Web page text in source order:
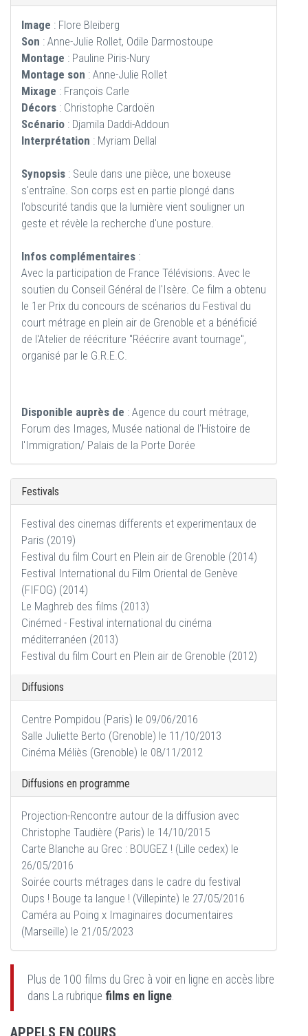
Image : Flore Bleiberg
Son : Anne-Julie Rollet, Odile Darmostoupe
Montage : Pauline Piris-Nury
Montage son : Anne-Julie Rollet
Mixage : François Carle
Décors : Christophe Cardoën
Scénario : Djamila Daddi-Addoun
Interprétation : Myriam Dellal
Synopsis : Seule dans une pièce, une boxeuse
s'entraîne. Son corps est en partie plongé dans
l'obscurité tandis que la lumière vient souligner un
geste et révèle la recherche d'une posture.
Infos complémentaires :
Avec la participation de France Télévisions. Avec le
soutien du Conseil Général de l'Isère. Ce film a obtenu
le 1er Prix du concours de scénarios du Festival du
court métrage en plein air de Grenoble et a bénéficié
de l'Atelier de réécriture "Réécrire avant tournage",
organisé par le G.R.E.C.
Disponible auprès de : Agence du court métrage,
Forum des Images, Musée national de l'Histoire de
l'Immigration/ Palais de la Porte Dorée
Festivals
Festival des cinemas differents et experimentaux de
Paris (2019)
Festival du film Court en Plein air de Grenoble (2014)
Festival International du Film Oriental de Genève
(FIFOG) (2014)
Le Maghreb des films (2013)
Cinémed - Festival international du cinéma
méditerranéen (2013)
Festival du film Court en Plein air de Grenoble (2012)
Diffusions
Centre Pompidou (Paris) le 09/06/2016
Salle Juliette Berto (Grenoble) le 11/10/2013
Cinéma Méliès (Grenoble) le 08/11/2012
Diffusions en programme
Projection-Rencontre autour de la diffusion avec
Christophe Taudière (Paris) le 14/10/2015
Carte Blanche au Grec : BOUGEZ ! (Lille cedex) le
26/05/2016
Soirée courts métrages dans le cadre du festival
Oups ! Bouge ta langue ! (Villepinte) le 27/05/2016
Caméra au Poing x Imaginaires documentaires
(Marseille) le 21/05/2023
Plus de 100 films du Grec à voir en ligne en accès libre
dans La rubrique films en ligne.
APPELS EN COURS